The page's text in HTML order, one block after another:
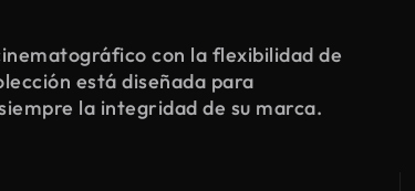
con la flexibilidad de
está diseñada para
la integridad de su marca.